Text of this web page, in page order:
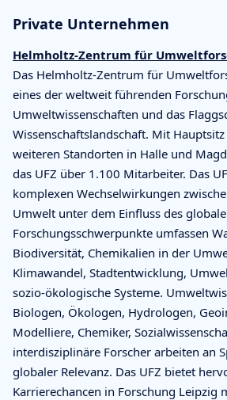
Private Unternehmen
Helmholtz-Zentrum für
Das Helmholtz-Zentrum für
eines der weltweit führenden
Umweltwissenschaften und das
Wissenschaftslandschaft. Mit
weiteren Standorten in Halle und
das UFZ über 1.100 Mitarbeiter. Das
komplexen Wechselwirkungen
Umwelt unter dem Einfluss des
Forschungsschwerpunkte umfassen
Biodiversität, Chemikalien in der
Klimawandel, Stadtentwicklung,
sozio-ökologische Systeme.
Biologen, Ökologen, Hydrologen,
Modelliere, Chemiker,
interdisziplinäre Forscher arbeiten an
globaler Relevanz. Das UFZ bietet
Karrierechancen in Forschung Leipzig